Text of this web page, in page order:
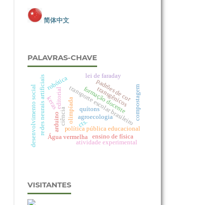
简体中文
PALAVRAS-CHAVE
editorial olimpíada
política pública educacional
transporte escolar brasileiro
padrões de cor
quítons
robótica
redes neurais artificiaiskeras
desenvolvimento social formação docente
transgênicos
cts.
Água vermelha
agroecologia compostagem
ensino de física
lei de faraday
atividade experimental
ciência
arduino
VISITANTES